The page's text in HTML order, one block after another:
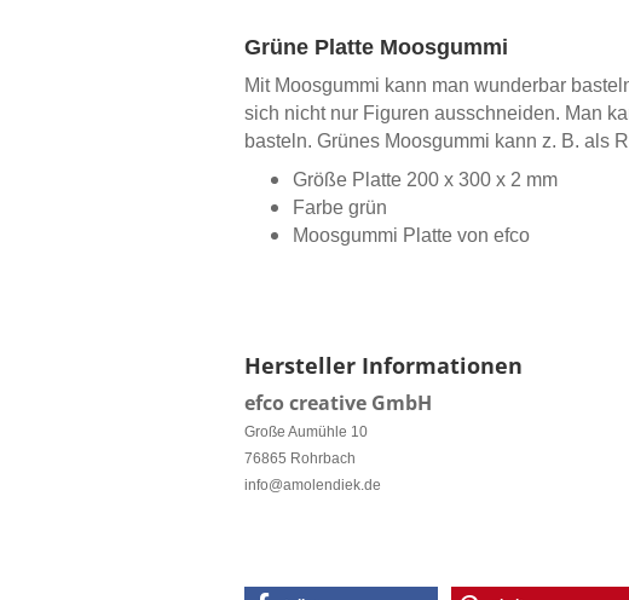
Grüne Platte Moosgummi
Mit Moosgummi kann man wunderbar
sich nicht nur Figuren ausschneiden. Man
basteln. Grünes Moosgummi kann z. B. als
Größe Platte 200 x 300 x 2 mm
Farbe grün
Moosgummi Platte von efco
Hersteller Informationen
efco creative GmbH
Große Aumühle 10
76865 Rohrbach
info@amolendiek.de